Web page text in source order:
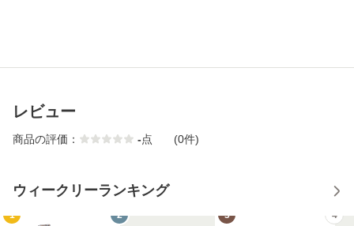
レビュー
商品の評価： -点 (0件)
ウィークリーランキング
1 2 3 4